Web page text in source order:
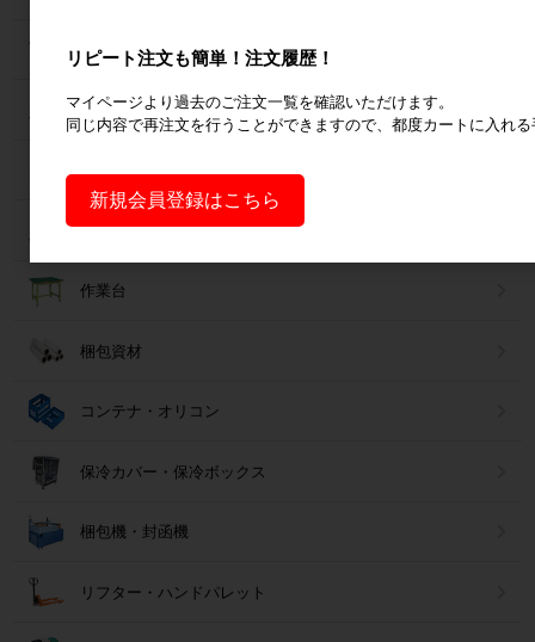
パレット
フォークリフトスロープ
コンベア
台車・手押し台車
作業台
梱包資材
コンテナ・オリコン
保冷カバー・保冷ボックス
梱包機・封函機
リフター・ハンドパレット
リピート注文も簡単！注文履歴！
マイページより過去のご注文一覧を確認いただけます。
同じ内容で再注文を行うことができますので、都度カートに入れ
新規会員登録はこちら